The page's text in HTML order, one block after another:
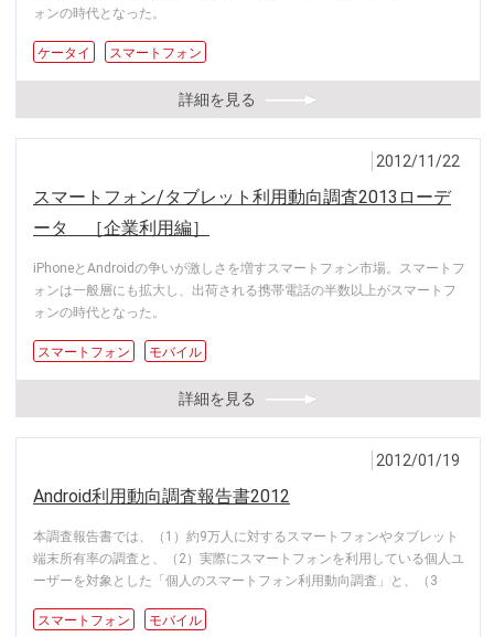
ォンの時代となった。
ケータイ スマートフォン
詳細を見る
2012/11/22
スマートフォン/タブレット利用動向調査2013ローデ
ータ ［企業利用編］
iPhoneとAndroidの争いが激しさを増すスマートフォン市場。スマートフ
ォンは一般層にも拡大し、出荷される携帯電話の半数以上がスマートフ
ォンの時代となった。
スマートフォン モバイル
詳細を見る
2012/01/19
Android利用動向調査報告書2012
本調査報告書では、（1）約9万人に対するスマートフォンやタブレット
端末所有率の調査と、（2）実際にスマートフォンを利用している個人ユ
ーザーを対象とした「個人のスマートフォン利用動向調査」と、（3
スマートフォン モバイル